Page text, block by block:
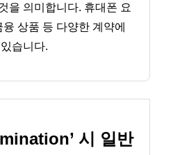
을 의미합니다. 휴대폰 요
상품 등 다양한 계약에
습니다.
시 일반